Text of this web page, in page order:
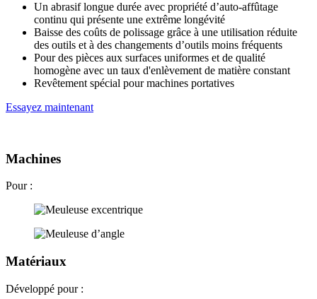
Un abrasif longue durée avec propriété d’auto-affûtage
continu qui présente une extrême longévité
Baisse des coûts de polissage grâce à une utilisation réduite
des outils et à des changements d’outils moins fréquents
Pour des pièces aux surfaces uniformes et de qualité
homogène avec un taux d'enlèvement de matière constant
Revêtement spécial pour machines portatives
Essayez maintenant
Machines
Pour :
Matériaux
Développé pour :